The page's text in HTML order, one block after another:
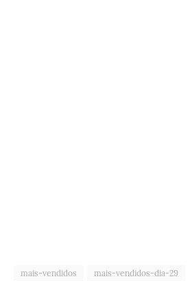
mais-vendidos mais-vendidos-dia-29